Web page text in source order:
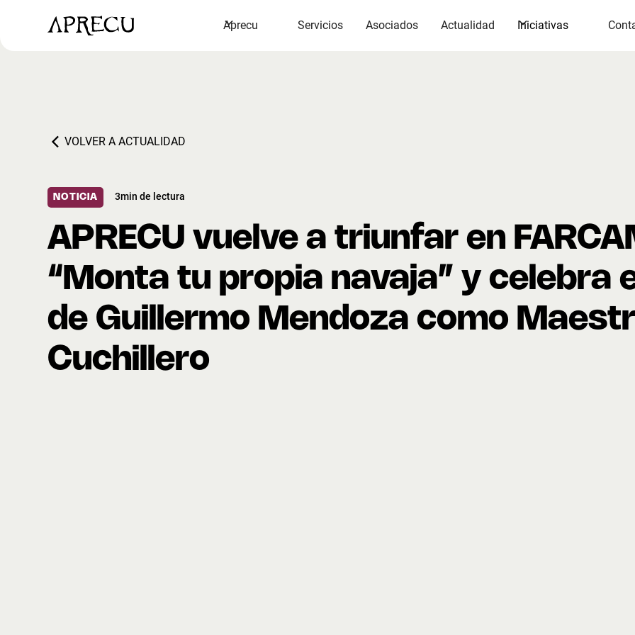
Aprecu Servicios Asociados Actualidad Iniciativas
VOLVER A ACTUALIDAD
NOTICIA 3min de lectura
APRECU vuelve a triunfar en
“Monta tu propia navaja” y celebra
de Guillermo Mendoza como
Cuchillero